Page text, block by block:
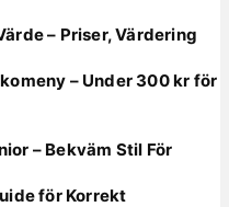
– Priser, Värdering
– Under 300 kr för
– Bekväm Stil För
för Korrekt